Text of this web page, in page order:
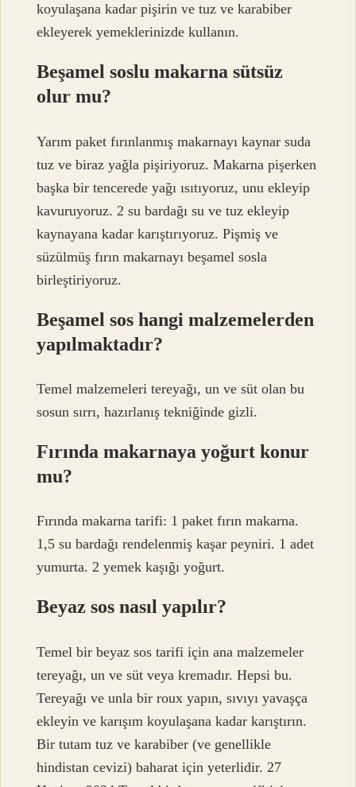
koyulaşana kadar pişirin ve tuz ve karabiber
ekleyerek yemeklerinizde kullanın.
Beşamel soslu makarna sütsüz
olur mu?
Yarım paket fırınlanmış makarnayı kaynar suda
tuz ve biraz yağla pişiriyoruz. Makarna pişerken
başka bir tencerede yağı ısıtıyoruz, unu ekleyip
kavuruyoruz. 2 su bardağı su ve tuz ekleyip
kaynayana kadar karıştırıyoruz. Pişmiş ve
süzülmüş fırın makarnayı beşamel sosla
birleştiriyoruz.
Beşamel sos hangi malzemelerden
yapılmaktadır?
Temel malzemeleri tereyağı, un ve süt olan bu
sosun sırrı, hazırlanış tekniğinde gizli.
Fırında makarnaya yoğurt konur
mu?
Fırında makarna tarifi: 1 paket fırın makarna.
1,5 su bardağı rendelenmiş kaşar peyniri. 1 adet
yumurta. 2 yemek kaşığı yoğurt.
Beyaz sos nasıl yapılır?
Temel bir beyaz sos tarifi için ana malzemeler
tereyağı, un ve süt veya kremadır. Hepsi bu.
Tereyağı ve unla bir roux yapın, sıvıyı yavaşça
ekleyin ve karışım koyulaşana kadar karıştırın.
Bir tutam tuz ve karabiber (ve genellikle
hindistan cevizi) baharat için yeterlidir. 27